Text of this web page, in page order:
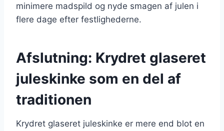
minimere madspild og nyde smagen af julen i
flere dage efter festlighederne.
Afslutning: Krydret glaseret
juleskinke som en del af
traditionen
Krydret glaseret juleskinke er mere end blot en